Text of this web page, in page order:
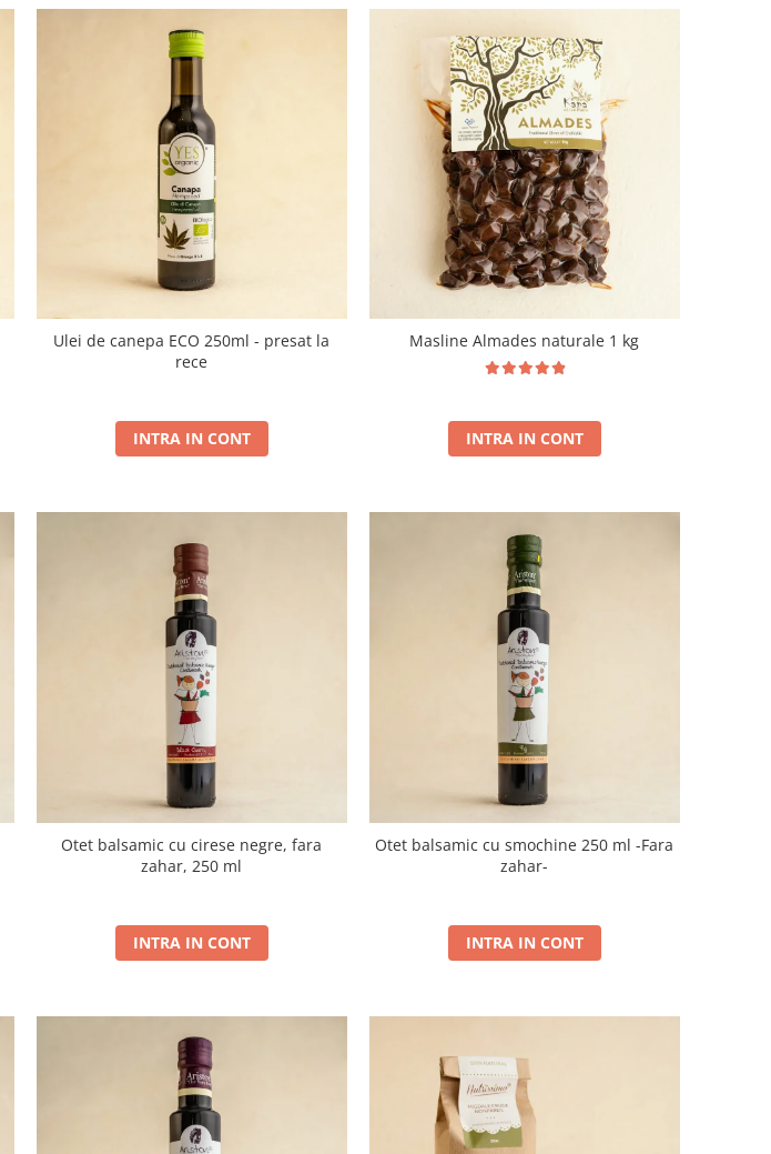
Ulei de canepa ECO 250ml - presat la
rece
INTRA IN CONT
Masline Almades naturale 1 kg
INTRA IN CONT
Otet balsamic cu cirese negre, fara
zahar, 250 ml
INTRA IN CONT
Otet balsamic cu smochine 250 ml -Fara
zahar-
INTRA IN CONT